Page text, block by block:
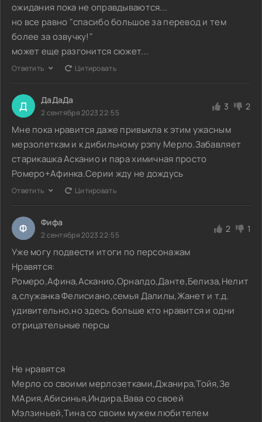
ожидания пока не оправдываются...
но все равно "спасибо большое за перевод и тем
более за озвучку!"
может еще разгонится сюжет...
Ответить Цитировать
Д ДаДаДа
2 сентября 2023 22:55
3 2
Мне пока нравится даже привыкла к этим ужасным
мерзолеткам и к дибильному рэпу Мерло.Забавляет
старикашка Асканио и пара химичная просто
Ромеро+Афинка.Серии жду не дождусь
Ответить Цитировать
Ф Фифа
2 сентября 2023 22:55
2 1
Уже могу подвести итоги по персонажам
Нравятся:
Ромеро,Афина,Асканио,Орналдо,Данте,Белиза,Нелит
а,служанка Фелисиано,семья Далилы,Жанет и т.д.
удивительно,но здесь больше кто нравится и одни
отрицательные персы
Не нравятся
Мерло со своими мерлозетками,Джанира,Тойя,Зе
МАрия,Абисинья,Индира,Вава со своей
Мэлзиньей,Тина со своим мужем любителем